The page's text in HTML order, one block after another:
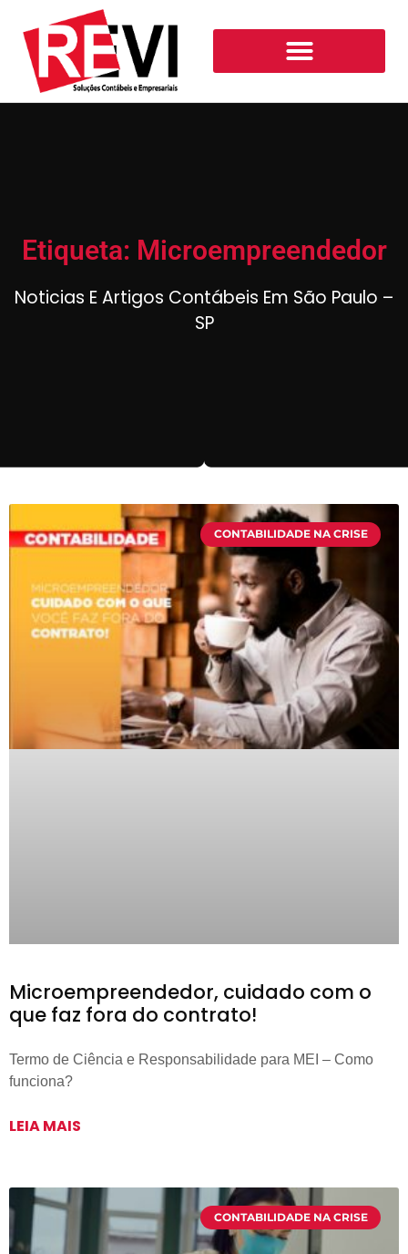
Etiqueta: Microempreendedor
Noticias E Artigos Contábeis Em São Paulo –
SP
CONTABILIDADE NA CRISE
Microempreendedor, cuidado com o
que faz fora do contrato!
Termo de Ciência e Responsabilidade para MEI – Como
funciona?
LEIA MAIS
CONTABILIDADE NA CRISE